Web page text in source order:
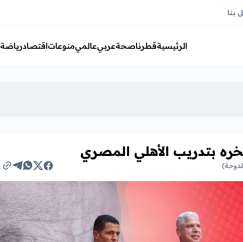
بنا
الرئيسيةقطرناصحةعربيعالميمنوعاتاقتصادرياضة
بتدريب الأهلي المصري